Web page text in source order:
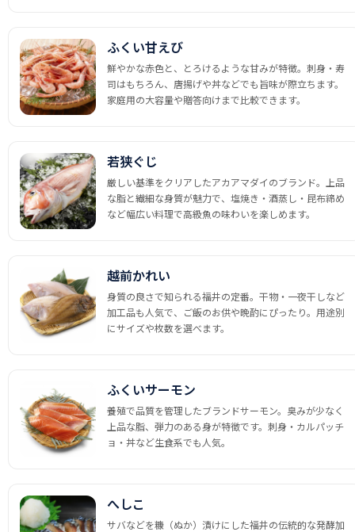
ふくい甘えび
鮮やかな赤色と、とろけるような甘みが特徴。刺身・寿
司はもちろん、唐揚げや丼などでも旨味が際立ちます。
家庭用の大容量や贈答向けまで比較できます。
若狭ぐじ
厳しい基準をクリアしたアカアマダイのブランド。上品
な脂と繊細な身質が魅力で、塩焼き・酒蒸し・昆布締め
など幅広い料理で高級魚の味わいを楽しめます。
越前かれい
身質の良さで知られる福井の定番。干物・一夜干しなど
加工品も人気で、ご飯のお供や晩酌にぴったり。用途別
にサイズや枚数を選べます。
ふくいサーモン
養殖で品質を管理したブランドサーモン。臭みが少なく
上品な脂、弾力のある身が特徴です。刺身・カルパッチ
ョ・丼など生食系でも人気。
へしこ
サバなどを糠（ぬか）漬けにした福井の伝統的な発酵加